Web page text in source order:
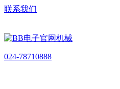
联系我们
024-78710888